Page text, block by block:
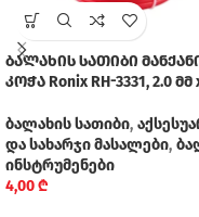
ბალახის სათიბი
კოჭა Ronix RH-3331, 2.0 მმ
ბალახის სათიბი,
და სახარჯი მასალები,
ინსტრუმენები
4,00₾